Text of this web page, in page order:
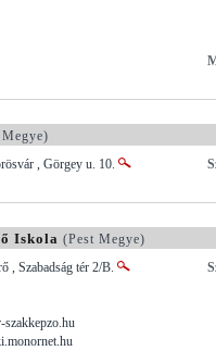
, Görgey u. 10.
Iskola (Pest Megye)
, Szabadság tér 2/B.